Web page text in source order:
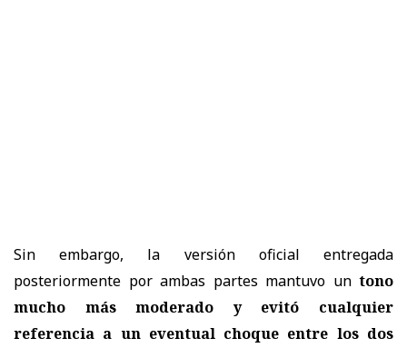
Sin embargo, la versión oficial entregada
posteriormente por ambas partes mantuvo un tono
mucho más moderado y evitó cualquier
referencia a un eventual choque entre los dos